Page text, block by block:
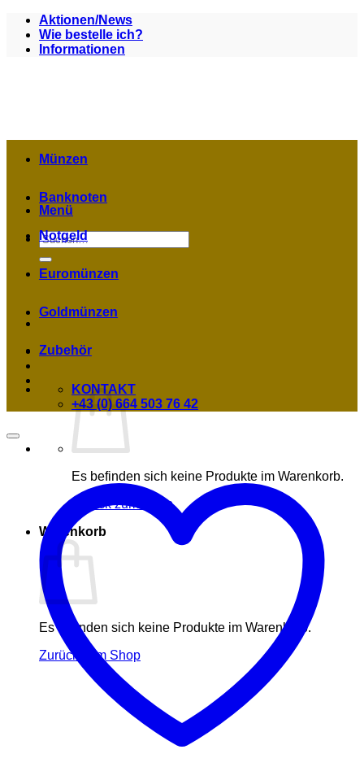
Zum
Inhalt
springen
Aktionen/News
Wie bestelle ich?
Informationen
Menü
Suchen
nach:
Es befinden sich keine Produkte im Warenkorb.
Zurück zum Shop
Warenkorb
Es befinden sich keine Produkte im Warenkorb.
Zurück zum Shop
Münzen
Banknoten
Notgeld
Euromünzen
Goldmünzen
Zubehör
KONTAKT
+43 (0) 664 503 76 42